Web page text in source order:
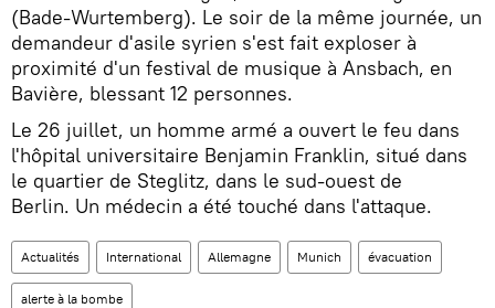
(Bade-Wurtemberg). Le soir de la même journée, un
demandeur d'asile syrien s'est fait exploser à
proximité d'un festival de musique à Ansbach, en
Bavière, blessant 12 personnes.
Le 26 juillet, un homme armé a ouvert le feu dans
l'hôpital universitaire Benjamin Franklin, situé dans
le quartier de Steglitz, dans le sud-ouest de
Berlin. Un médecin a été touché dans l'attaque.
Actualités International Allemagne Munich évacuation
alerte à la bombe